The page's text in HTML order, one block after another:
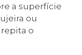
a superfície
ou
repita o